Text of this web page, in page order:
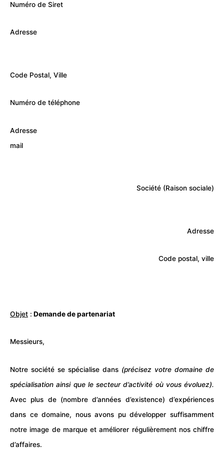
Numéro de Siret
Adresse
Code Postal, Ville
Numéro de téléphone
Adresse
mail
Société (Raison sociale)
Adresse
Code postal, ville
Objet : Demande de partenariat
Messieurs,
Notre société se spécialise dans (précisez votre domaine de
spécialisation ainsi que le secteur d’activité où vous évoluez).
Avec plus de (nombre d’années d’existence) d’expériences
dans ce domaine, nous avons pu développer suffisamment
notre image de marqueet améliorer régulièrement nos chiffre
d’affaires.